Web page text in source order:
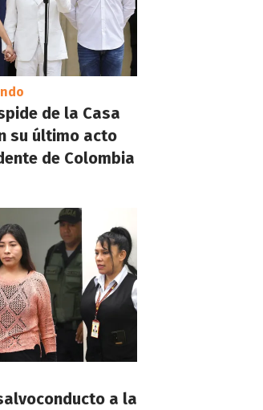
de la Casa
su último acto
de Colombia
a la